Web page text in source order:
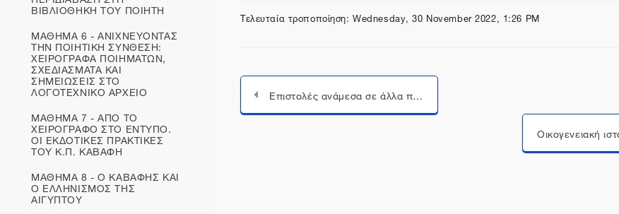
Τελευταία τροποποίηση: Wednesday, 30 November 2022, 1:26 PM
Επιστολές ανάμεσα σε άλλα πρόσωπα
ΒΙΒΛΙΟΘΗΚΗ ΤΟΥ ΠΟΙΗΤΗ
ΜΑΘΗΜΑ 6 - ΑΝΙΧΝΕΥΟΝΤΑΣ
ΤΗΝ ΠΟΙΗΤΙΚΗ ΣΥΝΘΕΣΗ:
ΧΕΙΡΟΓΡΑΦΑ ΠΟΙΗΜΑΤΩΝ,
ΣΧΕΔΙΑΣΜΑΤΑ ΚΑΙ
ΣΗΜΕΙΩΣΕΙΣ ΣΤΟ
ΛΟΓΟΤΕΧΝΙΚΟ ΑΡΧΕΙΟ
ΜΑΘΗΜΑ 7 - ΑΠΟ ΤΟ
ΧΕΙΡΟΓΡΑΦΟ ΣΤΟ ΕΝΤΥΠΟ.
ΟΙ ΕΚΔΟΤΙΚΕΣ ΠΡΑΚΤΙΚΕΣ
ΤΟΥ Κ.Π. ΚΑΒΑΦΗ
ΜΑΘΗΜΑ 8 - Ο ΚΑΒΑΦΗΣ ΚΑΙ
Ο ΕΛΛΗΝΙΣΜΟΣ ΤΗΣ
ΑΙΓΥΠΤΟΥ